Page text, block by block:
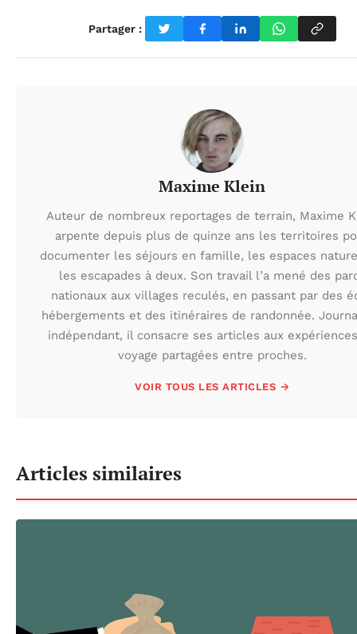
Partager :
Maxime Klein
Auteur de nombreux reportages de terrain, Maxime
arpente depuis plus de quinze ans les territoires
documenter les séjours en famille, les espaces
les escapades à deux. Son travail l’a mené des
nationaux aux villages reculés, en passant par des
hébergements et des itinéraires de randonnée.
indépendant, il consacre ses articles aux
voyage partagées entre proches.
VOIR TOUS LES ARTICLES →
Articles similaires